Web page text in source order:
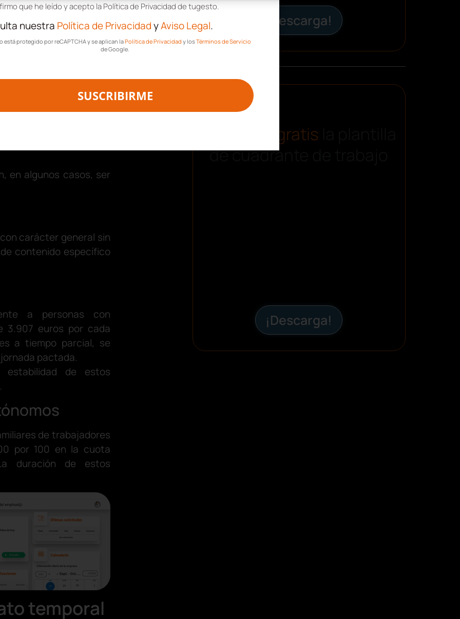
Contrato
límites de tiempo
completa, parcial o
en algunos casos, ser
carácter general sin
contenido específico
a personas con
3.907 euros por cada
a tiempo parcial, se
pactada.
de estos
de trabajadores
por 100 en la cuota
duración de estos
temporal
¡Descarga!
Descarga gratis
de cuadrante de trabajo
¡Descarga!
que he leído y acepto la Política de Privacidad de tugesto.
nuestra Política de PrivacidadyAviso Legal.
está protegido por reCAPTCHA y se aplican laPolítica de Privacidad y losTérminos de Servicio
de Google.
SUSCRIBIRME